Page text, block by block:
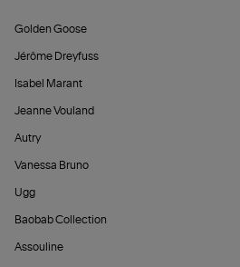
Golden Goose
Jérôme Dreyfuss
Isabel Marant
Jeanne Vouland
Autry
Vanessa Bruno
Ugg
Baobab Collection
Assouline